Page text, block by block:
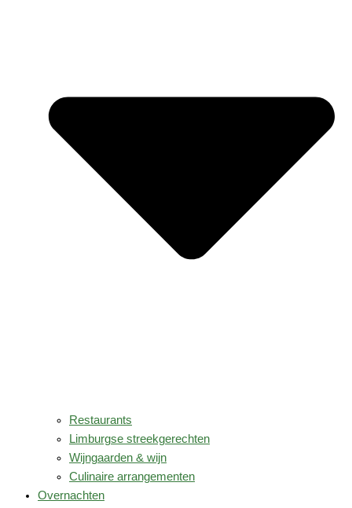
Restaurants
Limburgse streekgerechten
Wijngaarden & wijn
Culinaire arrangementen
Overnachten